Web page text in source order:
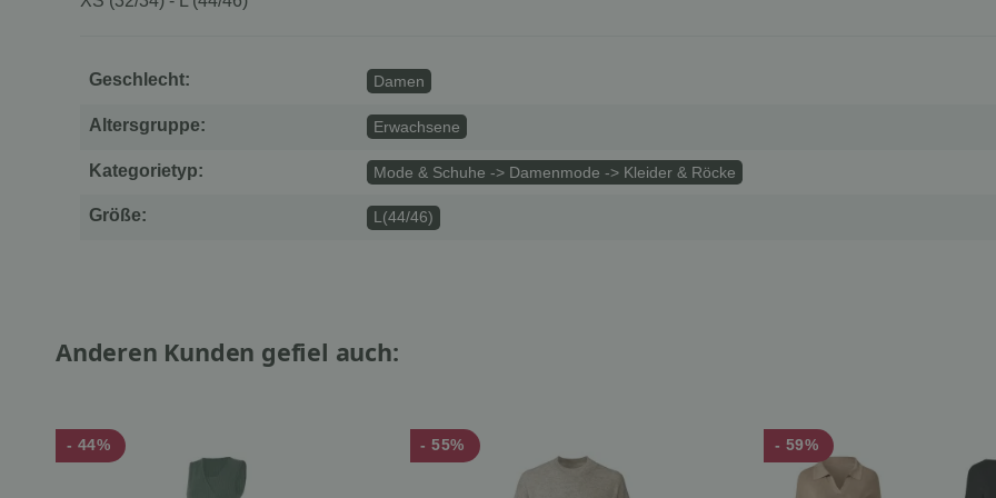
Geschlecht: Damen
Altersgruppe: Erwachsene
Kategorietyp: Mode & Schuhe -> Damenmode -> Kleider & Röcke
Größe: L(44/46)
Anderen Kunden gefiel auch:
- 44% - 55% - 59%